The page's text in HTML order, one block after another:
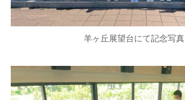
羊ヶ丘展望台にて記念写真